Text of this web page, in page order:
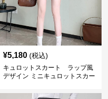
¥5,180 (税込)
キュロットスカート ラップ風
デザイン ミニキュロットスカー